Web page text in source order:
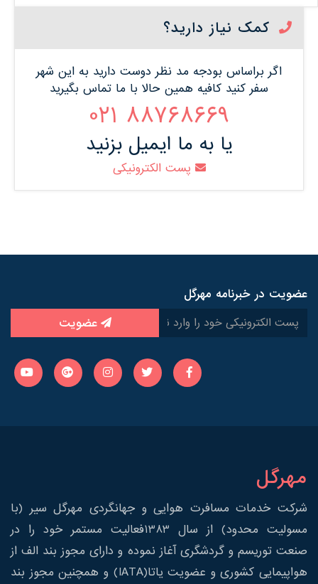
کمک نیاز دارید؟
اگر براساس بودجه مد نظر دوست دارید به این شهر
سفر کنید کافیه همین حالا با ما تماس بگیرید
88768669 021
یا به ما ایمیل بزنید
پست الکترونیکی
عضویت در خبرنامه مهرگل
عضویت
مهرگل
شرکت خدمات مسافرت هوایی و جهانگردی مهرگل سیر (با
مسولیت محدود) از سال 1383فعالیت مستمر خود را در
صنعت توریسم و گردشگری آغاز نموده و دارای مجوز بند الف از
هواپیمایی کشوری و عضویت یاتا(IATA) و همچنین مجوز بند